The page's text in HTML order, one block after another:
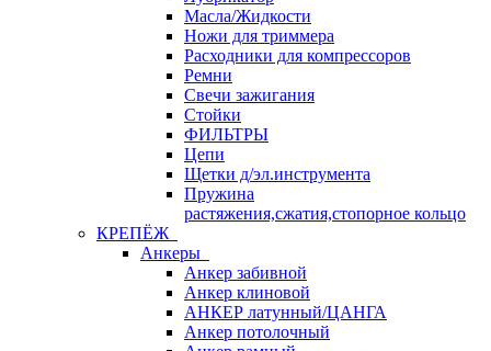
Масла/Жидкости
Ножи для триммера
Расходники для компрессоров
Ремни
Свечи зажигания
Стойки
ФИЛЬТРЫ
Цепи
Щетки д/эл.инструмента
Пружина
растяжения,сжатия,стопорное кольцо
КРЕПЁЖ
Анкеры
Анкер забивной
Анкер клиновой
АНКЕР латунный/ЦАНГА
Анкер потолочный